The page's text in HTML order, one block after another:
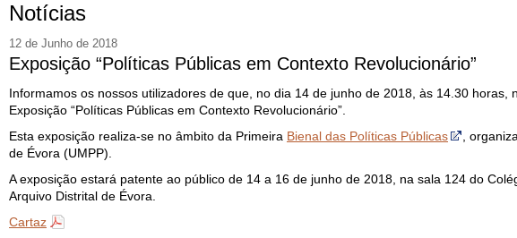
Notícias
12 de Junho de 2018
Exposição “Políticas Públicas em Contexto Revolucionário”
Informamos os nossos utilizadores de que, no dia 14 de junho de 2018, às 14.30
Exposição “Políticas Públicas em Contexto Revolucionário”.
Esta exposição realiza-se no âmbito da Primeira Bienal das Políticas Públicas
,
de Évora (UMPP).
A exposição estará patente ao público de 14 a 16 de junho de 2018, na sala 124 do
Arquivo Distrital de Évora.
Cartaz